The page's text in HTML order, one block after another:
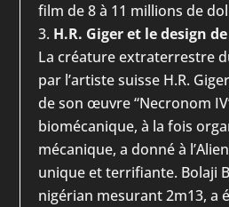
film de 8 à 11 millions de
H.R. Giger et le design de
La créature extraterrestre
par l’artiste suisse H.R.
de son œuvre “Necronom
biomécanique, à la fois
mécanique, a donné à
unique et terrifiante. Bolaji
nigérian mesurant 2m13, a